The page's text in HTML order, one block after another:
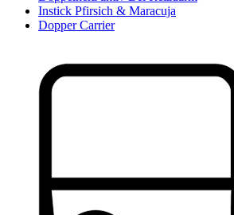
Instick Pfirsich & Maracuja
Dopper Carrier